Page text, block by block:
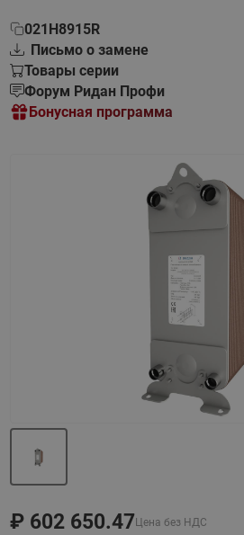
021H8915R
Письмо о замене
Товары серии
Форум Ридан Профи
Бонусная программа
₽ 602 650.47Цена без НДС